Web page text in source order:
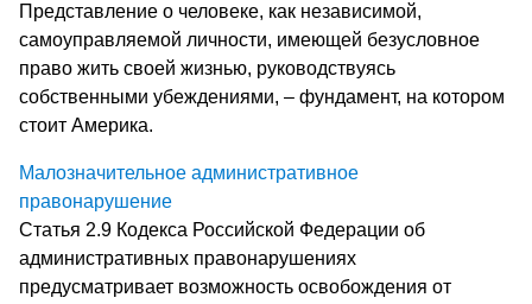
Представление о человеке, как независимой,
самоуправляемой личности, имеющей безусловное
право жить своей жизнью, руководствуясь
собственными убеждениями, – фундамент, на котором
стоит Америка.
Малозначительное административное
правонарушение
Статья 2.9 Кодекса Российской Федерации об
административных правонарушениях
предусматривает возможность освобождения от